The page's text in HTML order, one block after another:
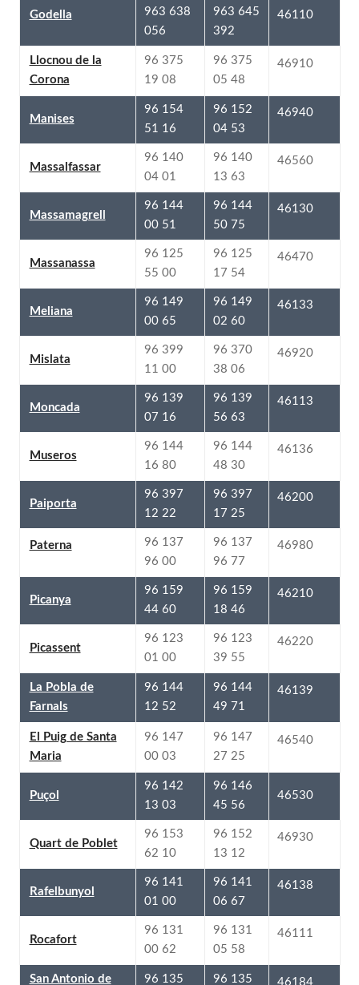
Godella
963 638
056
963 645
392
46110
Llocnou de la
Corona
96 375
19 08
96 375
05 48
46910
Manises
96 154
51 16
96 152
04 53
46940
Massalfassar
96 140
04 01
96 140
13 63
46560
Massamagrell
96 144
00 51
96 144
50 75
46130
Massanassa
96 125
55 00
96 125
17 54
46470
Meliana
96 149
00 65
96 149
02 60
46133
Mislata
96 399
11 00
96 370
38 06
46920
Moncada
96 139
07 16
96 139
56 63
46113
Museros
96 144
16 80
96 144
48 30
46136
Paiporta
96 397
12 22
96 397
17 25
46200
Paterna
96 137
96 00
96 137
96 77
46980
Picanya
96 159
44 60
96 159
18 46
46210
Picassent
96 123
01 00
96 123
39 55
46220
La Pobla de
Farnals
96 144
12 52
96 144
49 71
46139
El Puig de Santa
Maria
96 147
00 03
96 147
27 25
46540
Puçol
96 142
13 03
96 146
45 56
46530
Quart de Poblet
96 153
62 10
96 152
13 12
46930
Rafelbunyol
96 141
01 00
96 141
06 67
46138
Rocafort
96 131
00 62
96 131
05 58
46111
San Antonio de
96 135
96 135
46184